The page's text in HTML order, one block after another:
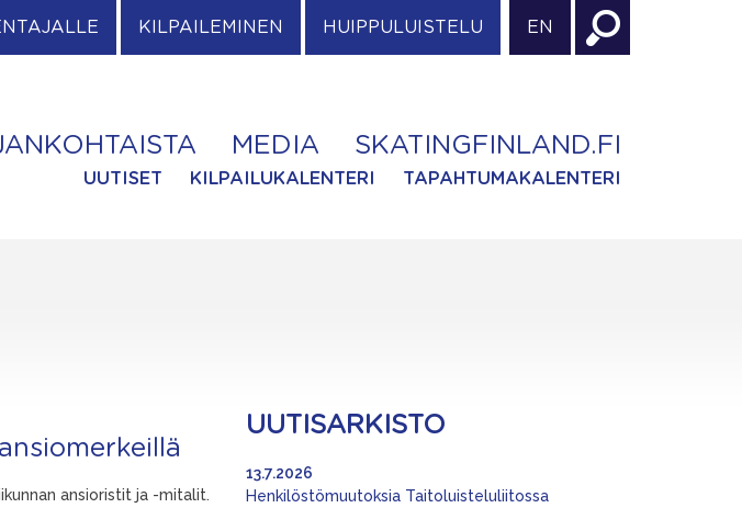
KILPAILEMINEN HUIPPULUISTELU EN
MEDIA SKATINGFINLAND.FI
UUTISET KILPAILUKALENTERI TAPAHTUMAKALENTERI
ansioristit ja -mitalit.
UUTISARKISTO
Henkilöstömuutoksia Taitoluisteluliitossa
13.7.2026